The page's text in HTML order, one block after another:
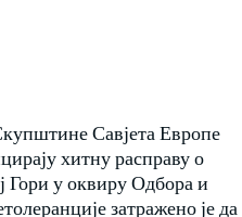
Савјета Европе
хитну расправу о
Гори у оквиру Одбора и
затражено је да